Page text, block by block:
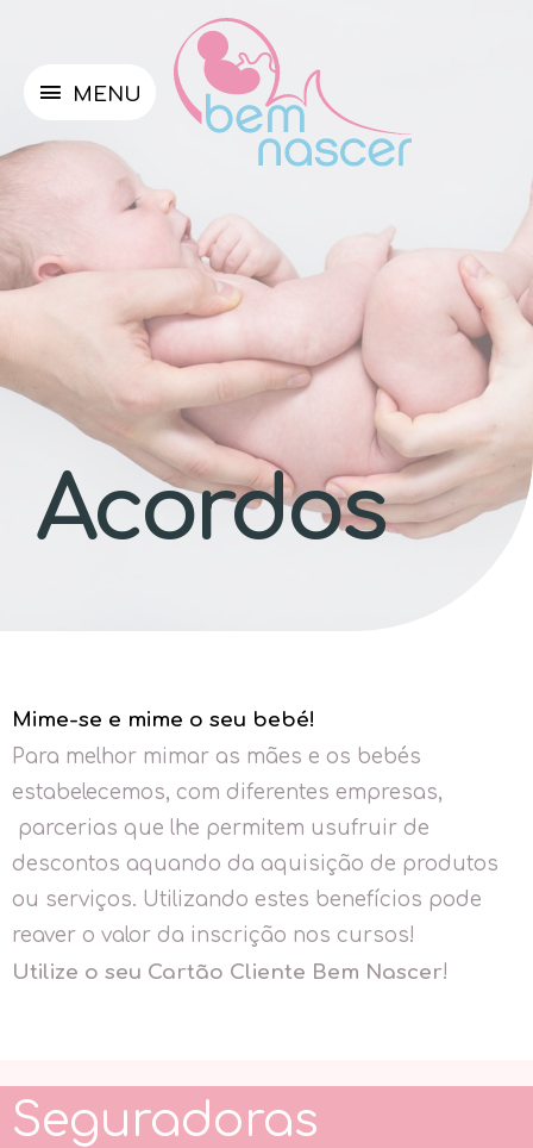
MENU
Acordos
Mime-se e mime o seu bebé!
Para melhor mimar as mães e os bebés
estabelecemos, com diferentes empresas,
parcerias que lhe permitem usufruir de
descontos aquando da aquisição de produtos
ou serviços. Utilizando estes benefícios pode
reaver o valor da inscrição nos cursos!
Utilize o seu Cartão Cliente Bem Nascer!
Seguradoras